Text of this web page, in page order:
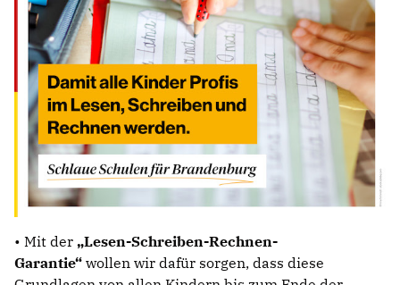
• Mit der Lesen-Schreiben-Rechnen-
Garantie“ wollen wir dafür sorgen, dass diese